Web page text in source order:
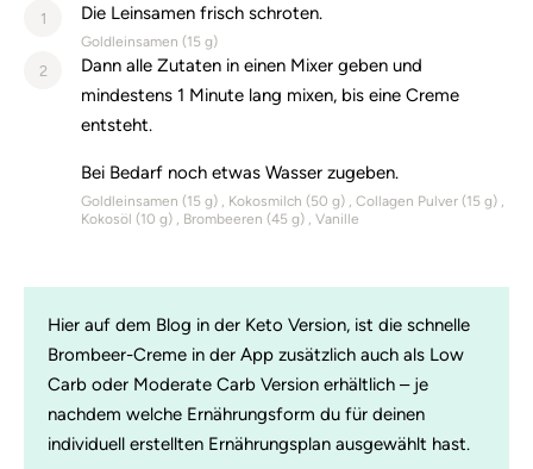
1 Die Leinsamen frisch schroten.
Goldleinsamen (15 g)
2
Dann alle Zutaten in einen Mixer geben und
mindestens 1 Minute lang mixen, bis eine Creme
entsteht.
Bei Bedarf noch etwas Wasser zugeben.
Goldleinsamen (15 g) Kokosmilch (50 g) Collagen Pulver (15 g)
Kokosöl (10 g) Brombeeren (45 g) Vanille
Hier auf dem Blog in der Keto Version, ist die schnelle
Brombeer-Creme in der App zusätzlich auch als Low
Carb oder Moderate Carb Version erhältlich – je
nachdem welche Ernährungsform du für deinen
individuell erstellten Ernährungsplan ausgewählt hast.